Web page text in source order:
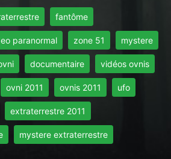
fantôme
paranormal zone 51 mystere
documentaire vidéos ovnis
ovni 2011 ovnis 2011 ufo
extraterrestre 2011
mystere extraterrestre